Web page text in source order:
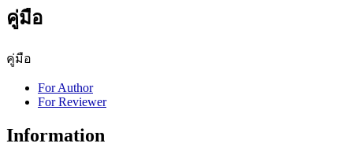
คู่มือ
คู่มือ
For Author
For Reviewer
Information